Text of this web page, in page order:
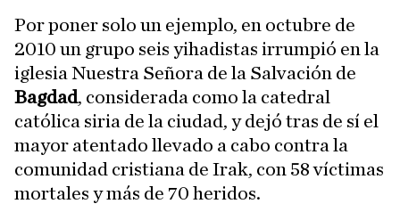
Por poner solo un ejemplo, en octubre de
2010 un grupo seis yihadistas irrumpió en la
iglesia Nuestra Señora de la Salvación de
Bagdad, considerada como la catedral
católica siria de la ciudad, y dejó tras de sí el
mayor atentado llevado a cabo contra la
comunidad cristiana de Irak, con 58 víctimas
mortales y más de 70 heridos.